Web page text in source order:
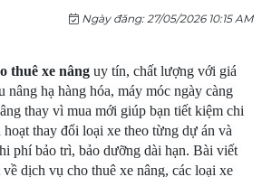
Ngày đăng: 27/05/2026 10:15 AM
thuê xe nâng uy tín, chất lượng với giá
nâng hạ hàng hóa, máy móc ngày càng
thay vì mua mới giúp bạn tiết kiệm chi
thay đổi loại xe theo từng dự án và
phí bảo trì, bảo dưỡng dài hạn. Bài viết
dịch vụ cho thuê xe nâng, các loại xe